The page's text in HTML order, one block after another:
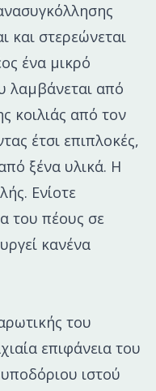
και στερεώνεται
ένα μικρό
λαμβάνεται από
κοιλιάς από τον
έτσι επιπλοκές,
ξένα υλικά. Η
Ενίοτε
του πέους σε
κανένα
του
επιφάνεια του
ιστού